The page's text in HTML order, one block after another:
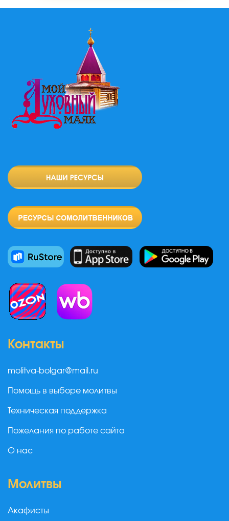
Контакты
molitva-bolgar@mail.ru
Помощь в выборе молитвы
Техническая поддержка
Пожелания по работе сайта
О нас
Молитвы
Акафисты